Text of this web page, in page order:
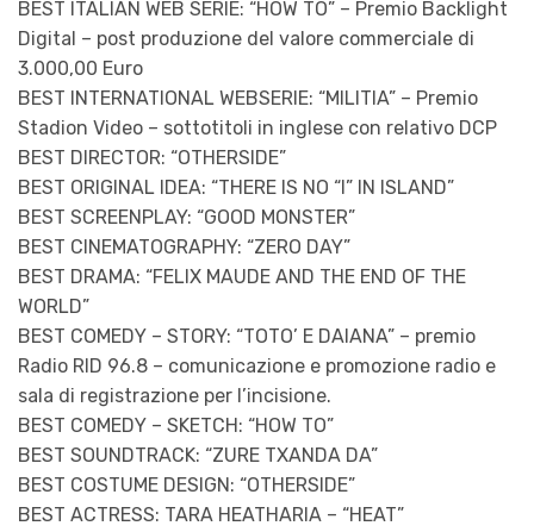
BEST ITALIAN WEB SERIE: “HOW TO” – Premio Backlight
Digital – post produzione del valore commerciale di
3.000,00 Euro
BEST INTERNATIONAL WEBSERIE: “MILITIA” – Premio
Stadion Video – sottotitoli in inglese con relativo DCP
BEST DIRECTOR: “OTHERSIDE”
BEST ORIGINAL IDEA: “THERE IS NO “I” IN ISLAND”
BEST SCREENPLAY: “GOOD MONSTER”
BEST CINEMATOGRAPHY: “ZERO DAY”
BEST DRAMA: “FELIX MAUDE AND THE END OF THE
WORLD”
BEST COMEDY – STORY: “TOTO’ E DAIANA” – premio
Radio RID 96.8 – comunicazione e promozione radio e
sala di registrazione per l’incisione.
BEST COMEDY – SKETCH: “HOW TO”
BEST SOUNDTRACK: “ZURE TXANDA DA”
BEST COSTUME DESIGN: “OTHERSIDE”
BEST ACTRESS: TARA HEATHARIA – “HEAT”